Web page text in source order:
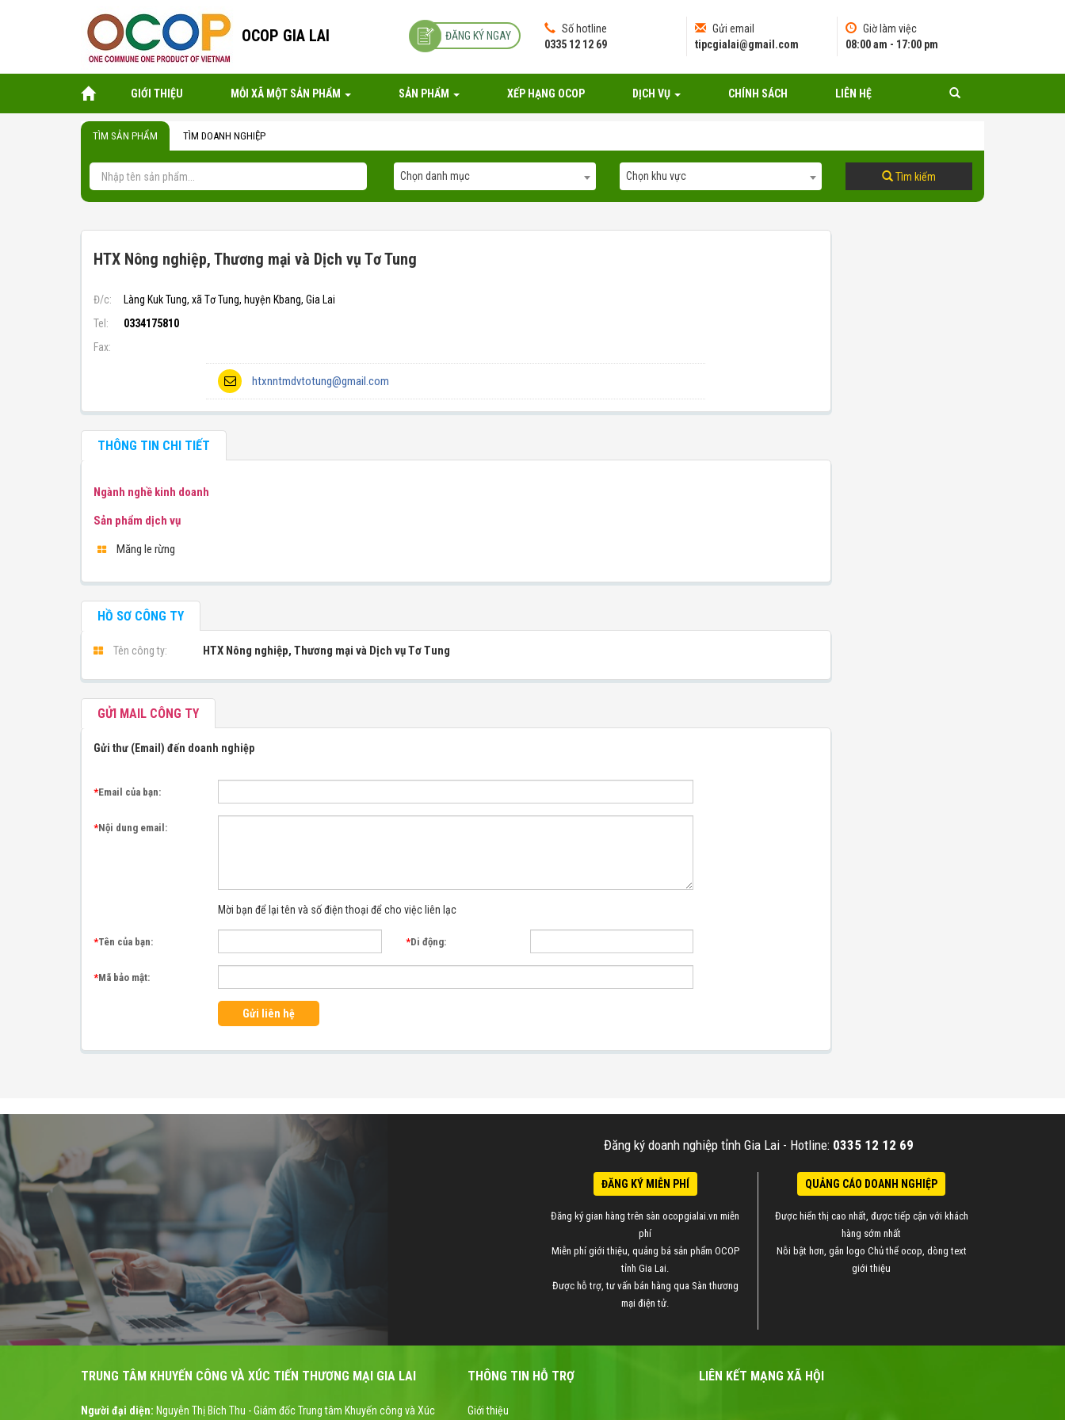
OCOP GIA LAI ĐĂNG KÝ NGAY
Số hotline
0335 12 12 69
Gửi email
tipcgialai@gmail.com
Giờ làm việc
08:00 am - 17:00 pm
GIỚI THIỆU MỖI XÃ MỘT SẢN PHẨM SẢN PHẨM XẾP HẠNG OCOP DỊCH VỤ CHÍNH SÁCH LIÊN HỆ
TÌM SẢN PHẨM TÌM DOANH NGHIỆP
Chọn danh mục Chọn khu vực Tìm kiếm
HTX Nông nghiệp, Thương mại và Dịch vụ Tơ Tung
Đ/c:
Làng Kuk Tung, xã Tơ Tung, huyện Kbang, Gia Lai
Tel:
0334175810
Fax:
htxnntmdvtotung@gmail.com
THÔNG TIN CHI TIẾT
Ngành nghề kinh doanh
Sản phẩm dịch vụ
Măng le rừng
HỒ SƠ CÔNG TY
Tên công ty: HTX Nông nghiệp, Thương mại và Dịch vụ Tơ Tung
GỬI MAIL CÔNG TY
Gửi thư (Email) đến doanh nghiệp
*Email của bạn:
*Nội dung email:
Mời bạn để lại tên và số điện thoại để cho việc liên lạc
*Tên của bạn: *Di động:
*Mã bảo mật:
Gửi liên hệ
Đăng ký doanh nghiệp tỉnh Gia Lai - Hotline: 0335 12 12 69
ĐĂNG KÝ MIỄN PHÍ
Đăng ký gian hàng trên sàn ocopgialai.vn miễn
phí
Miễn phí giới thiệu, quảng bá sản phẩm OCOP
tỉnh Gia Lai.
Được hỗ trợ, tư vấn bán hàng qua Sàn thương
mại điện tử.
QUẢNG CÁO DOANH NGHIỆP
Được hiển thị cao nhất, được tiếp cận với khách
hàng sớm nhất
Nỗi bật hơn, gắn logo Chủ thể ocop, dòng text
giới thiệu
TRUNG TÂM KHUYẾN CÔNG VÀ XÚC TIẾN THƯƠNG MẠI GIA LAI
Người đại diện: Nguyễn Thị Bích Thu - Giám đốc Trung tâm Khuyến công và Xúc
THÔNG TIN HỖ TRỢ
Giới thiệu
LIÊN KẾT MẠNG XÃ HỘI